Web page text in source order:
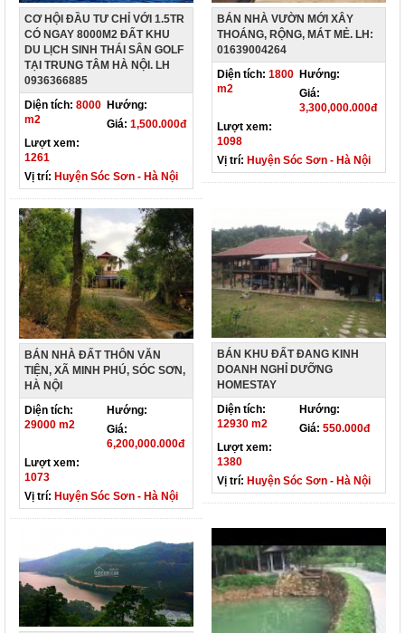
CƠ HỘI ĐẦU TƯ CHỈ VỚI 1.5TR
CÓ NGAY 8000M2 ĐẤT KHU
DU LỊCH SINH THÁI SÂN GOLF
TẠI TRUNG TÂM HÀ NỘI. LH
0936366885
Diện tích: 8000
m2
Hướng:
Giá: 1,500.000đ
Lượt xem:
1261
Vị trí: Huyện Sóc Sơn - Hà Nội
BÁN NHÀ VƯỜN MỚI XÂY
THOÁNG, RỘNG, MÁT MẺ. LH:
01639004264
Diện tích: 1800
m2
Hướng:
Giá:
3,300,000.000đ
Lượt xem:
1098
Vị trí: Huyện Sóc Sơn - Hà Nội
BÁN NHÀ ĐẤT THÔN VĂN
TIỆN, XÃ MINH PHÚ, SÓC SƠN,
HÀ NỘI
Diện tích:
29000 m2
Hướng:
Giá:
6,200,000.000đ
Lượt xem:
1073
Vị trí: Huyện Sóc Sơn - Hà Nội
BÁN KHU ĐẤT ĐANG KINH
DOANH NGHỈ DƯỠNG
HOMESTAY
Diện tích:
12930 m2
Hướng:
Giá: 550.000đ
Lượt xem:
1380
Vị trí: Huyện Sóc Sơn - Hà Nội